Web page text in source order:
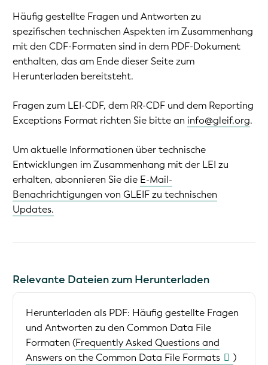
Häufig gestellte Fragen und Antworten zu
spezifischen technischen Aspekten im Zusammenhang
mit den CDF-Formaten sind in dem PDF-Dokument
enthalten, das am Ende dieser Seite zum
Herunterladen bereitsteht.
Fragen zum LEI-CDF, dem RR-CDF und dem Reporting
Exceptions Format richten Sie bitte an info@gleif.org.
Um aktuelle Informationen über technische
Entwicklungen im Zusammenhang mit der LEI zu
erhalten, abonnieren Sie die E-Mail-
Benachrichtigungen von GLEIF zu technischen
Updates.
Relevante Dateien zum Herunterladen
Herunterladen als PDF: Häufig gestellte Fragen
und Antworten zu den Common Data File
Formaten (Frequently Asked Questions and
Answers on the Common Data File Formats
)